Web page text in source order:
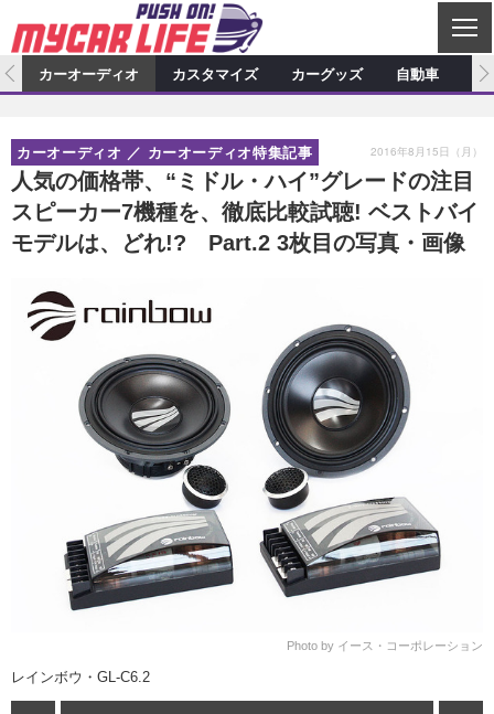
C
L
S
E
カーオーディオ
プロショップ検索 ショップ訪問記
カーオーディオニュース デモカー製作記
その他
カスタマイズ特集記事 カスタマイズ新製品情報
カスタマイズニュース
カーグッズ
カーグッズ特集記事 カーグッズ新製品情報
カーグッズニュース
自動車
スクープ
カーオーディオ カスタマイズ カーグッズ 自動車
人気の価格帯、“ミドル・ハイ”グレードの注目
スピーカー7機種を、徹底比較試聴! ベストバイ
モデルは、どれ!? Part.2 3枚目の写真・画像
カーオーディオ カーオーディオ特集記事 2016年8月15日（月）
Photo by イース・コーポレーション
レインボウ・GL-C6.2